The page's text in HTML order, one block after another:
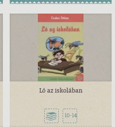
Ló az iskolában
10-14